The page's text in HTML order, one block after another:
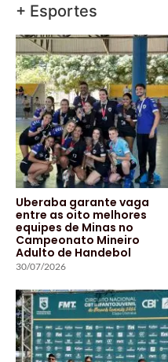
+ Esportes
Uberaba garante vaga
entre as oito melhores
equipes de Minas no
Campeonato Mineiro
Adulto de Handebol
30/07/2026